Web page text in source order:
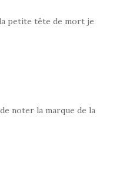
petite tête de mort je
noter la marque de la